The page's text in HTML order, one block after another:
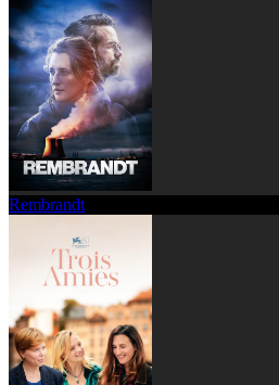
Rembrandt